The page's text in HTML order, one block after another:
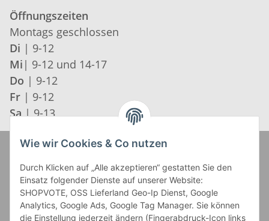
Öffnungszeiten
Montags geschlossen
Di | 9-12
Mi | 9-12 und 14-17
Do | 9-12
Fr | 9-12
Sa | 9-13
Wie wir Cookies & Co nutzen
Durch Klicken auf „Alle akzeptieren“ gestatten Sie den
Einsatz folgender Dienste auf unserer Website:
SHOPVOTE, OSS Lieferland Geo-Ip Dienst, Google
Analytics, Google Ads, Google Tag Manager. Sie können
die Einstellung jederzeit ändern (Fingerabdruck-Icon links